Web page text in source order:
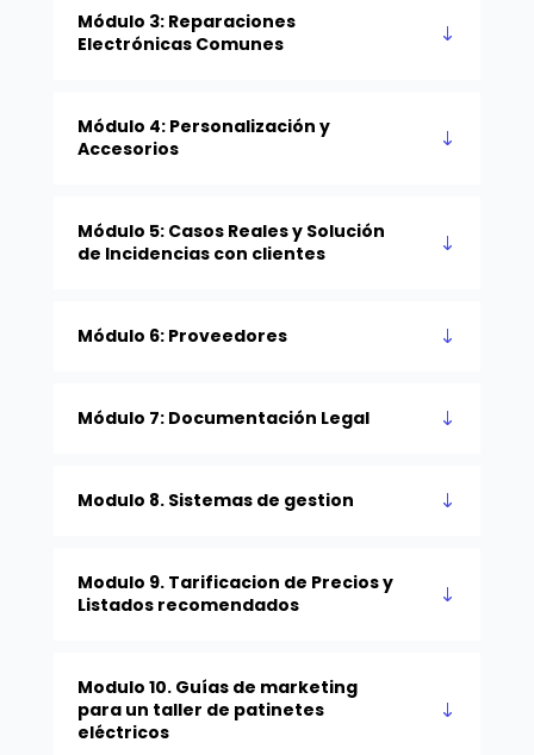
Módulo 3: Reparaciones
Electrónicas Comunes
Módulo 4: Personalización y
Accesorios
Módulo 5: Casos Reales y Solución
de Incidencias con clientes
Módulo 6: Proveedores
Módulo 7: Documentación Legal
Modulo 8. Sistemas de gestion
Modulo 9. Tarificacion de Precios y
Listados recomendados
Modulo 10. Guías de marketing
para un taller de patinetes
eléctricos